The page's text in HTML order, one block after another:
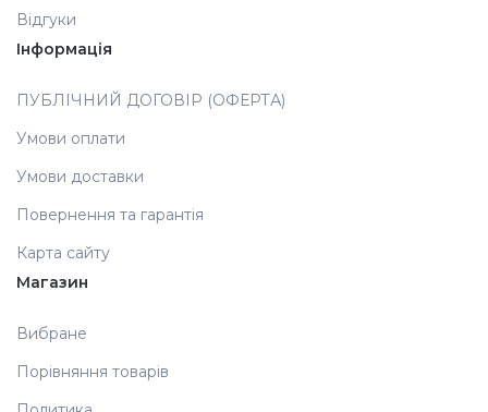
Відгуки
Інформація
ПУБЛІЧНИЙ ДОГОВІР (ОФЕРТА)
Умови оплати
Умови доставки
Повернення та гарантія
Карта сайту
Магазин
Вибране
Порівняння товарів